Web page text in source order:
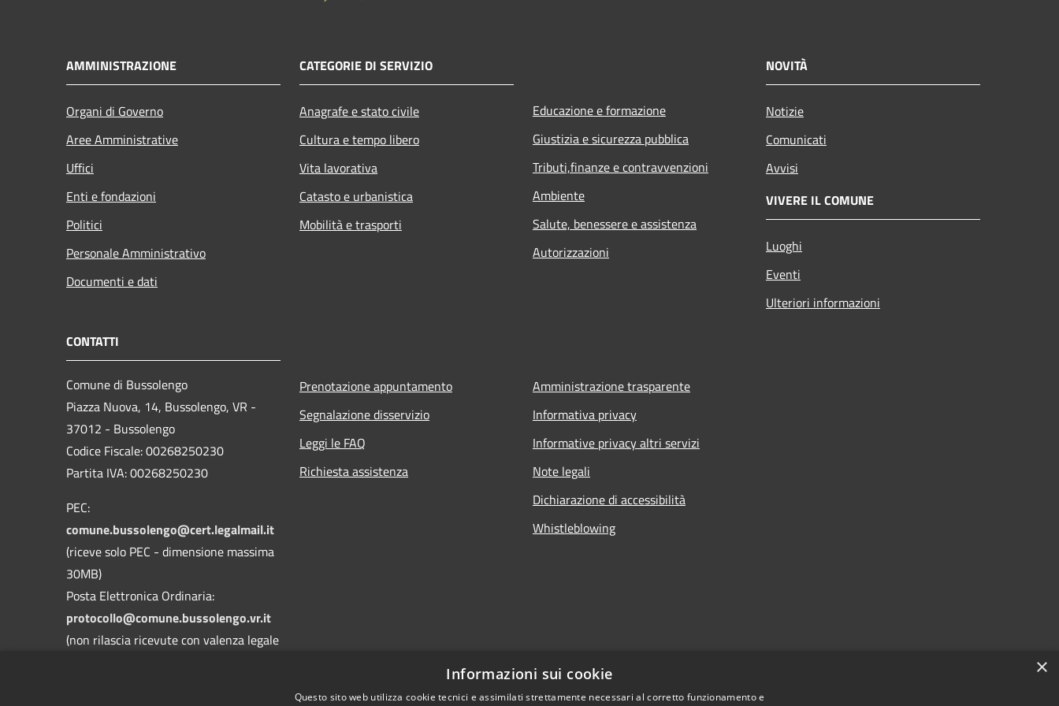
AMMINISTRAZIONE
Organi di Governo
Aree Amministrative
Uffici
Enti e fondazioni
Politici
Personale Amministrativo
Documenti e dati
CATEGORIE DI SERVIZIO
Anagrafe e stato civile
Cultura e tempo libero
Vita lavorativa
Catasto e urbanistica
Mobilità e trasporti
Educazione e formazione
Giustizia e sicurezza pubblica
Tributi,finanze e contravvenzioni
Ambiente
Salute, benessere e assistenza
Autorizzazioni
NOVITÀ
Notizie
Comunicati
Avvisi
VIVERE IL COMUNE
Luoghi
Eventi
Ulteriori informazioni
CONTATTI
Comune di Bussolengo
Piazza Nuova, 14, Bussolengo, VR -
37012 - Bussolengo
Codice Fiscale: 00268250230
Partita IVA: 00268250230
PEC:
comune.bussolengo@cert.legalmail.it
(riceve solo PEC - dimensione massima
30MB)
Posta Elettronica Ordinaria:
protocollo@comune.bussolengo.vr.it
(non rilascia ricevute con valenza legale
Prenotazione appuntamento
Segnalazione disservizio
Leggi le FAQ
Richiesta assistenza
Amministrazione trasparente
Informativa privacy
Informative privacy altri servizi
Note legali
Dichiarazione di accessibilità
Whistleblowing
×
Informazioni sui cookie
Questo sito web utilizza cookie tecnici e assimilati strettamente necessari al corretto funzionamento e